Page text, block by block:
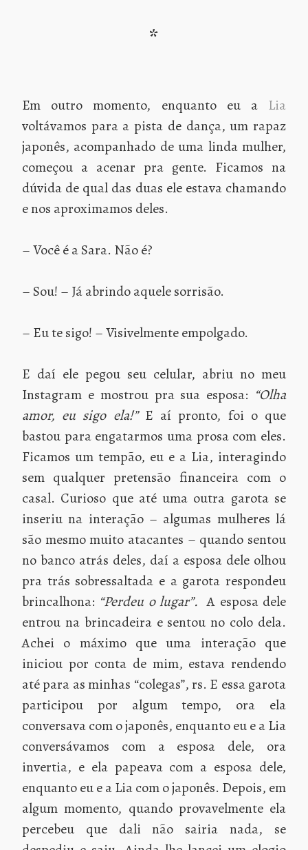
*
Em outro momento, enquanto eu a Lia
voltávamos para a pista de dança, um rapaz
japonês, acompanhado de uma linda mulher,
começou a acenar pra gente. Ficamos na
dúvida de qual das duas ele estava chamando
e nos aproximamos deles.
– Você é a Sara. Não é?
– Sou! – Já abrindo aquele sorrisão.
– Eu te sigo! – Visivelmente empolgado.
E daí ele pegou seu celular, abriu no meu
Instagram e mostrou pra sua esposa: “Olha
amor, eu sigo ela!” E aí pronto, foi o que
bastou para engatarmos uma prosa com eles.
Ficamos um tempão, eu e a Lia, interagindo
sem qualquer pretensão financeira com o
casal. Curioso que até uma outra garota se
inseriu na interação – algumas mulheres lá
são mesmo muito atacantes – quando sentou
no banco atrás deles, daí a esposa dele olhou
pra trás sobressaltada e a garota respondeu
brincalhona: “Perdeu o lugar”. A esposa dele
entrou na brincadeira e sentou no colo dela.
Achei o máximo que uma interação que
iniciou por conta de mim, estava rendendo
até para as minhas “colegas”, rs. E essa garota
participou por algum tempo, ora ela
conversava com o japonês, enquanto eu e a Lia
conversávamos com a esposa dele, ora
invertia, e ela papeava com a esposa dele,
enquanto eu e a Lia com o japonês. Depois, em
algum momento, quando provavelmente ela
percebeu que dali não sairia nada, se